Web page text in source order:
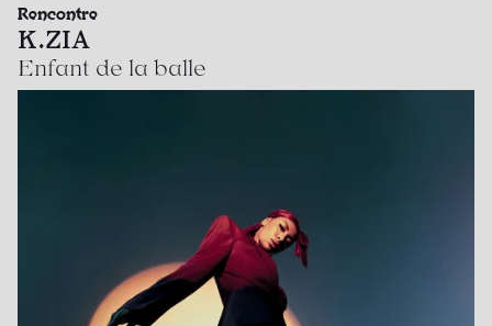
Rencontre
K.ZIA
Enfant de la balle